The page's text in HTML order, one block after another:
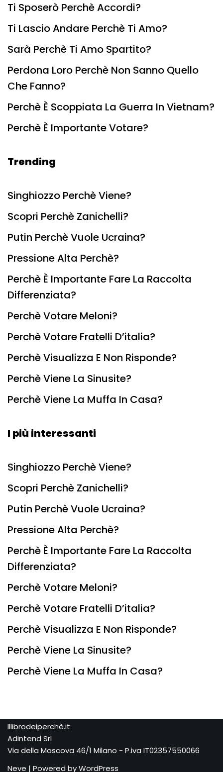
Ti Sposerò Perchè Accordi?
Ti Lascio Andare Perchè Ti Amo?
Sarà Perchè Ti Amo Spartito?
Perdona Loro Perchè Non Sanno Quello
Che Fanno?
Perchè È Scoppiata La Guerra In Vietnam?
Perchè È Importante Votare?
Trending
Singhiozzo Perchè Viene?
Scopri Perchè Zanichelli?
Putin Perchè Vuole Ucraina?
Pressione Alta Perchè?
Perchè È Importante Fare La Raccolta
Differenziata?
Perchè Votare Meloni?
Perchè Votare Fratelli D’italia?
Perchè Visualizza E Non Risponde?
Perchè Viene La Sinusite?
Perchè Viene La Muffa In Casa?
I più interessanti
Singhiozzo Perchè Viene?
Scopri Perchè Zanichelli?
Putin Perchè Vuole Ucraina?
Pressione Alta Perchè?
Perchè È Importante Fare La Raccolta
Differenziata?
Perchè Votare Meloni?
Perchè Votare Fratelli D’italia?
Perchè Visualizza E Non Risponde?
Perchè Viene La Sinusite?
Perchè Viene La Muffa In Casa?
Illibrodeiperchè.it
Adintend Srl
Via della Moscova 46/1 Milano - P.iva IT02357550066
Neve | Powered byWordPress